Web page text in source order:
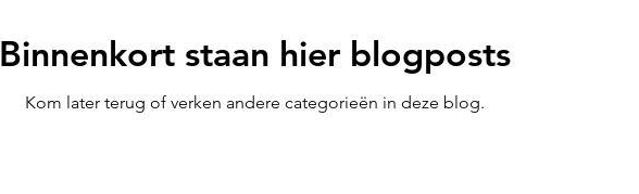
Binnenkort staan hier blogposts
Kom later terug of verken andere categorieën in deze blog.